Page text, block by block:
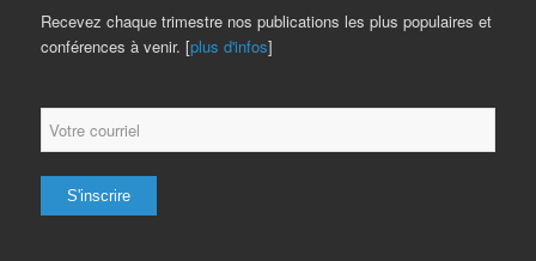
Recevez chaque trimestre nos publications les plus populaires et
conférences à venir. [plus d'infos]